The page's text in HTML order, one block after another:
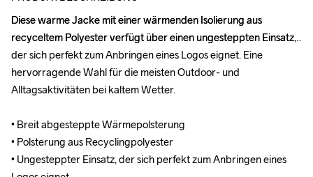
Diese warme Jacke mit einer wärmenden Isolierung aus
recyceltem Polyester verfügt über einen ungesteppten Einsatz,
der sich perfekt zum Anbringen eines Logos eignet. Eine
hervorragende Wahl für die meisten Outdoor- und
Alltagsaktivitäten bei kaltem Wetter.
• Breit abgesteppte Wärmepolsterung
• Polsterung aus Recyclingpolyester
• Ungesteppter Einsatz, der sich perfekt zum Anbringen eines
Diese warme Jacke mit einer wärmenden Isolierung aus
recyceltem Polyester verfügt über einen ungesteppten Einsatz,
der sich perfekt zum Anbringen eines Logos eignet. Eine
hervorragende Wahl für die meisten Outdoor- und
Alltagsaktivitäten bei kaltem Wetter.
• Breit abgesteppte Wärmepolsterung
• Polsterung aus Recyclingpolyester
• Ungesteppter Einsatz, der sich perfekt zum Anbringen eines